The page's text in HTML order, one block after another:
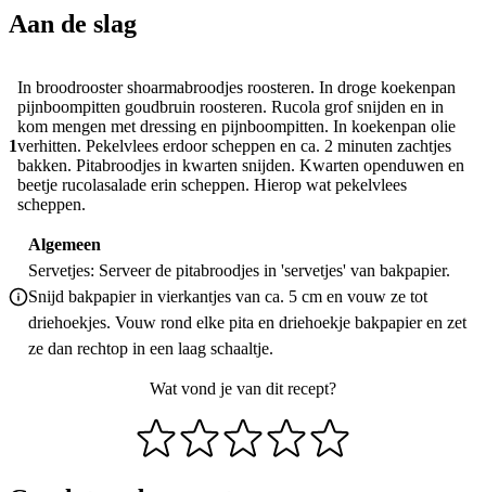
Aan de slag
1
In broodrooster shoarmabroodjes roosteren. In droge koekenpan
pijnboompitten goudbruin roosteren. Rucola grof snijden en in
kom mengen met dressing en pijnboompitten. In koekenpan olie
verhitten. Pekelvlees erdoor scheppen en ca. 2 minuten zachtjes
bakken. Pitabroodjes in kwarten snijden. Kwarten openduwen en
beetje rucolasalade erin scheppen. Hierop wat pekelvlees
scheppen.
Algemeen
Servetjes: Serveer de pitabroodjes in 'servetjes' van bakpapier.
Snijd bakpapier in vierkantjes van ca. 5 cm en vouw ze tot
driehoekjes. Vouw rond elke pita en driehoekje bakpapier en zet
ze dan rechtop in een laag schaaltje.
Wat vond je van dit recept?